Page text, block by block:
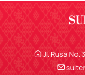
Jl. Rusa No.